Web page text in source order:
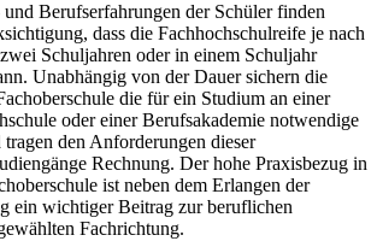
und Berufserfahrungen der Schüler finden
dass die Fachhochschulreife je nach
Schuljahren oder in einem Schuljahr
Unabhängig von der Dauer sichern die
die für ein Studium an einer
oder einer Berufsakademie notwendige
den Anforderungen dieser
Rechnung. Der hohe Praxisbezug in
ist neben dem Erlangen der
ein wichtiger Beitrag zur beruflichen
Fachrichtung.